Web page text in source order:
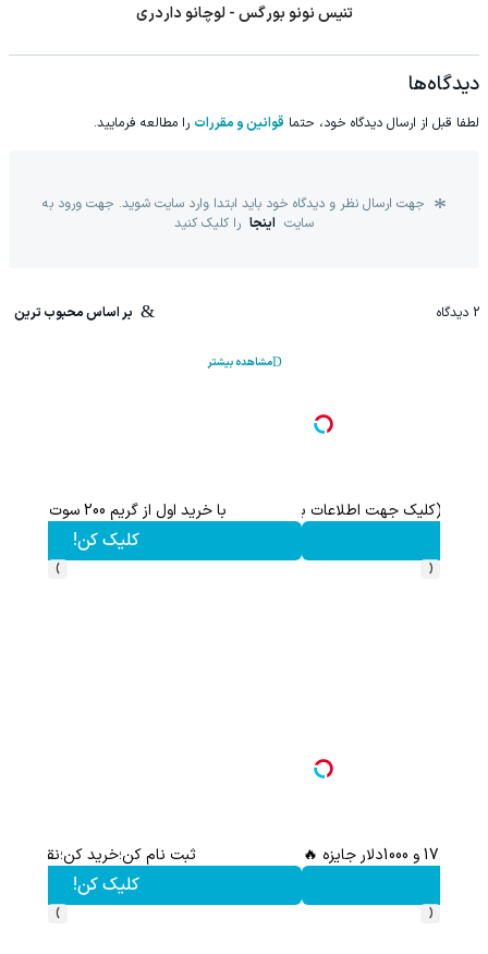
تنیس نونو بورگس - لوچانو داردری
دیدگاه‌ها
لطفا قبل از ارسال دیدگاه خود، حتما قوانین و مقررات را مطالعه فرمایید.
جهت ارسال نظر و دیدگاه خود باید ابتدا وارد سایت شوید. جهت ورود به
سایت اینجا را کلیک کنید
2 دیدگاه بر اساس محبوب ترین
مشاهده بیشتر
بیشتر) با خرید اول از گریم 200 سوت هدیه بگیر
‹
›
ثبت نام کن؛خرید کن؛نقره ببر
‹
›